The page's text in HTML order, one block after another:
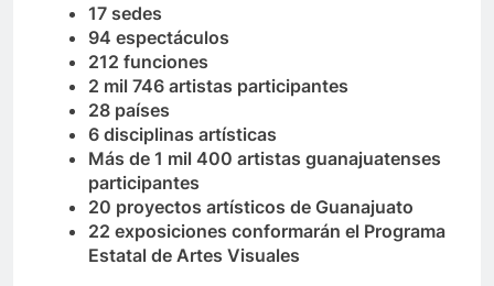
17 sedes
94 espectáculos
212 funciones
2 mil 746 artistas participantes
28 países
6 disciplinas artísticas
Más de 1 mil 400 artistas guanajuatenses
participantes
20 proyectos artísticos de Guanajuato
22 exposiciones conformarán el Programa
Estatal de Artes Visuales